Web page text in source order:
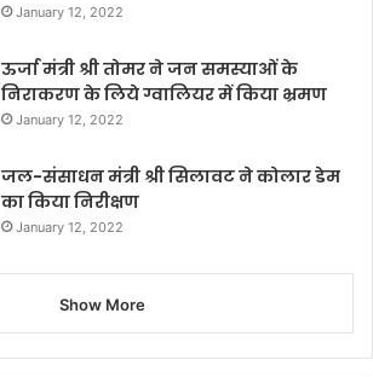
January 12, 2022
ऊर्जा मंत्री श्री तोमर ने जन समस्याओं के
निराकरण के लिये ग्वालियर में किया भ्रमण
January 12, 2022
जल-संसाधन मंत्री श्री सिलावट ने कोलार डेम
का किया निरीक्षण
January 12, 2022
Show More